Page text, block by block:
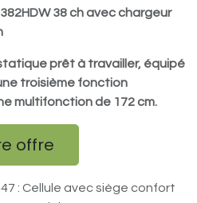
38 ch avec chargeur
prêt à travailler, équipé
troisième fonction
multifonction de 172 cm.
offre
: Cellule avec siège confort